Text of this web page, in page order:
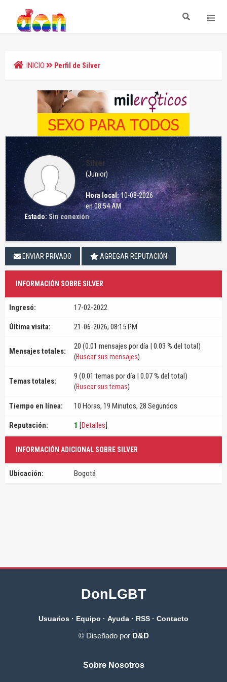
INICIO Perfil de Silver
Silver
(Junior)
Hora local:10-08-2026
en 08:54 AM
Estado: Sin conexión
ENVIAR PRIVADO AGREGAR REPUTACIÓN
INFORMACIÓN SOBRE SILVER
Ingresó: 17-02-2022
Última visita: 21-06-2026, 08:15 PM
Mensajes totales:
20 (0.01 mensajes por día | 0.03 % del total)
(Buscar sus mensajes)
Temas totales:
9 (0.01 temas por día | 0.07 % del total)
(Buscar sus temas)
Tiempo en línea: 10 Horas, 19 Minutos, 28 Segundos
Reputación: 1 [Detalles]
INFORMACIÓN ADICIONAL SOBRE SILVER
Ubicación: Bogotá
DonLGBT
Usuarios · Equipo · Ayuda · RSS · Contacto
© Diseñado por D&D
Sobre Nosotros